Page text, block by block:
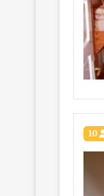
10